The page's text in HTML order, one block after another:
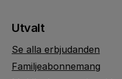
Utvalt
Se alla erbjudanden
Familjeabonnemang